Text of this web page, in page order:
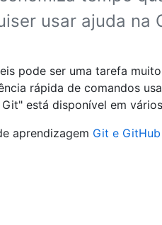
usar ajuda na
pode ser uma tarefa
rápida de comandos
está disponível em
aprendizagem Git e GitHub